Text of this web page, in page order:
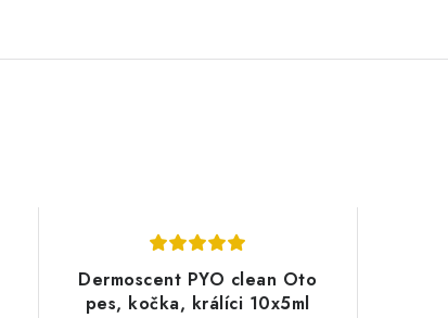
Dermoscent PYO clean Oto
pes, kočka, králíci 10x5ml